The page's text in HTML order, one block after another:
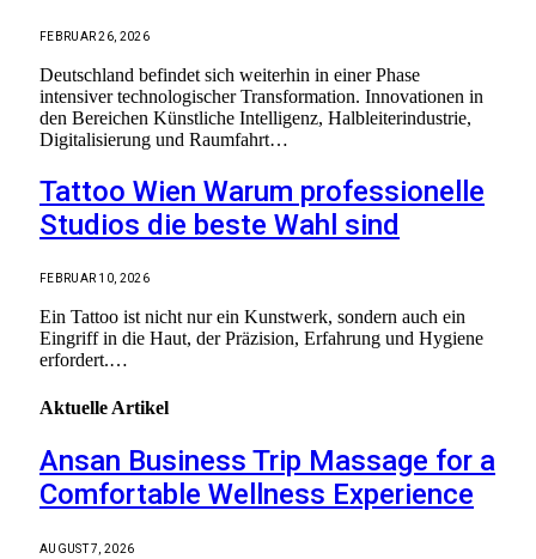
FEBRUAR 26, 2026
Deutschland befindet sich weiterhin in einer Phase
intensiver technologischer Transformation. Innovationen in
den Bereichen Künstliche Intelligenz, Halbleiterindustrie,
Digitalisierung und Raumfahrt…
Tattoo Wien Warum professionelle
Studios die beste Wahl sind
FEBRUAR 10, 2026
Ein Tattoo ist nicht nur ein Kunstwerk, sondern auch ein
Eingriff in die Haut, der Präzision, Erfahrung und Hygiene
erfordert.…
Aktuelle Artikel
Ansan Business Trip Massage for a
Comfortable Wellness Experience
AUGUST 7, 2026